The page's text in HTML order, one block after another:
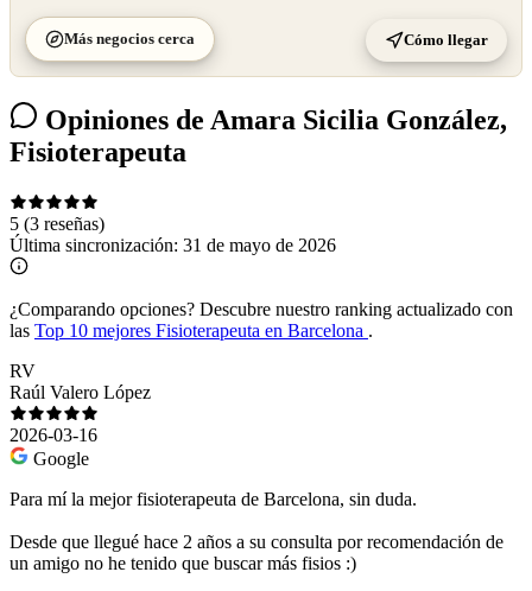
Más negocios cerca Cómo llegar
Opiniones de Amara Sicilia González,
Fisioterapeuta
5 (3 reseñas)
Última sincronización: 31 de mayo de 2026
¿Comparando opciones? Descubre nuestro ranking actualizado con
las Top 10 mejores Fisioterapeuta en Barcelona .
RV
Raúl Valero López
2026-03-16
Google
Para mí la mejor fisioterapeuta de Barcelona, sin duda.
Desde que llegué hace 2 años a su consulta por recomendación de
un amigo no he tenido que buscar más fisios :)